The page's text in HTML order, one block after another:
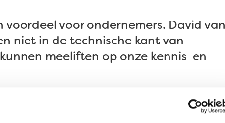
voordeel voor ondernemers. David van
niet in de technische kant van
meeliften op onze kennis en